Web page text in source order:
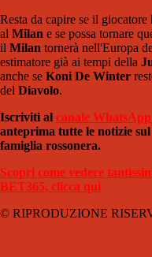
Resta da capire se il
al Milan e se possa tornare
il Milan tornerà nell'Europa
estimatore già ai tempi della
anche se Koni De Winter
del Diavolo.
Iscriviti al canale
anteprima tutte le notizie
famiglia rossonera.
Scopri come vedere
BET365, clicca qui
© RIPRODUZIONE